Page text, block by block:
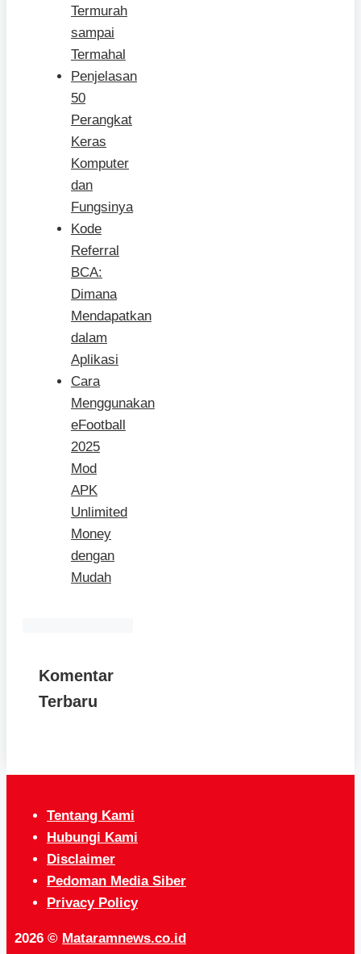
Termurah
sampai
Termahal
Penjelasan
50
Perangkat
Keras
Komputer
dan
Fungsinya
Kode
Referral
BCA:
Dimana
Mendapatkan
dalam
Aplikasi
Cara
Menggunakan
eFootball
2025
Mod
APK
Unlimited
Money
dengan
Mudah
Komentar
Terbaru
Tentang Kami
Hubungi Kami
Disclaimer
Pedoman Media Siber
Privacy Policy
2026 © Mataramnews.co.id